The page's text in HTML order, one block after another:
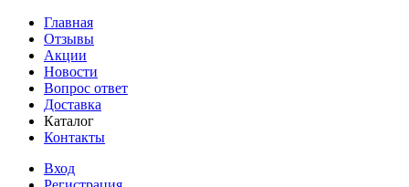
Главная
Отзывы
Акции
Новости
Вопрос ответ
Доставка
Каталог
Контакты
Вход